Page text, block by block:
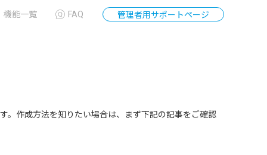
機能一覧 FAQ 管理者用サポートページ
。作成方法を知りたい場合は、まず下記の記事をご確認